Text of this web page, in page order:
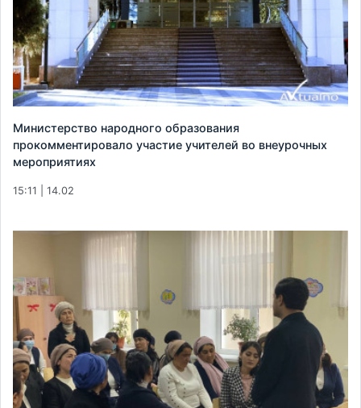
Министерство народного образования
прокомментировало участие учителей во внеурочных
мероприятиях
15:11 | 14.02